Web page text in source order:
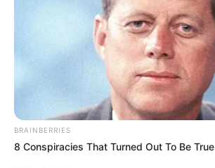
BRAINBERRIES
8 Conspiracies That Turned Out To Be True